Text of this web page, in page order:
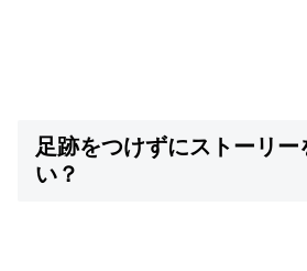
足跡をつけずにストーリ
い？